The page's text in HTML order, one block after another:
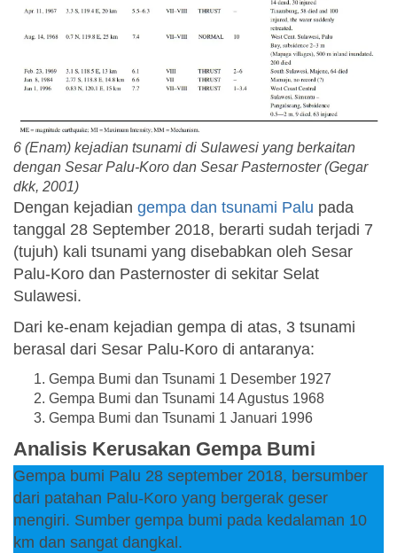
6 (Enam) kejadian tsunami di Sulawesi yang berkaitan
dengan Sesar Palu-Koro dan Sesar Pasternoster (Gegar
dkk, 2001)
Dengan kejadian gempa dan tsunami Palu pada
tanggal 28 September 2018, berarti sudah terjadi 7
(tujuh) kali tsunami yang disebabkan oleh Sesar
Palu-Koro dan Pasternoster di sekitar Selat
Sulawesi.
Dari ke-enam kejadian gempa di atas, 3 tsunami
berasal dari Sesar Palu-Koro di antaranya:
Gempa Bumi dan Tsunami 1 Desember 1927
Gempa Bumi dan Tsunami 14 Agustus 1968
Gempa Bumi dan Tsunami 1 Januari 1996
Analisis Kerusakan Gempa Bumi
Gempa bumi Palu 28 september 2018, bersumber
dari patahan Palu-Koro yang bergerak geser
mengiri. Sumber gempa bumi pada kedalaman 10
km dan sangat dangkal.